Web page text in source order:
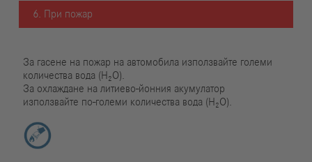
6. При пожар
За гасене на пожар на автомобила използвайте големи
количества вода (H₂O).
За охлаждане на литиево-йонния акумулатор
използвайте по-големи количества вода (H₂O).